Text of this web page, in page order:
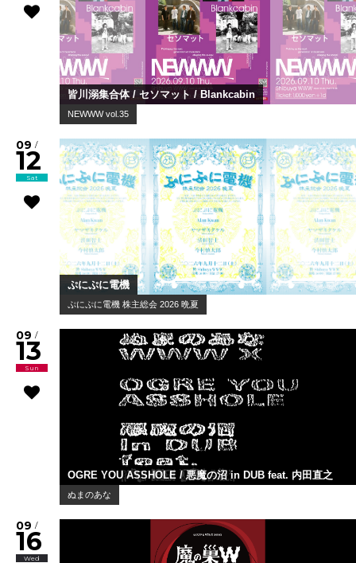
皆川溺集合体 / セソマット / Blankcabin
NEWWW vol.35
09 /
12
Sat
ぷにぷに電機
ぷにぷに電機 株主総会 2026 晩夏
09 /
13
Sun
OGRE YOU ASSHOLE / 悪魔の沼 in DUB feat. 内田直之
ぬまのあな
09 /
16
Wed